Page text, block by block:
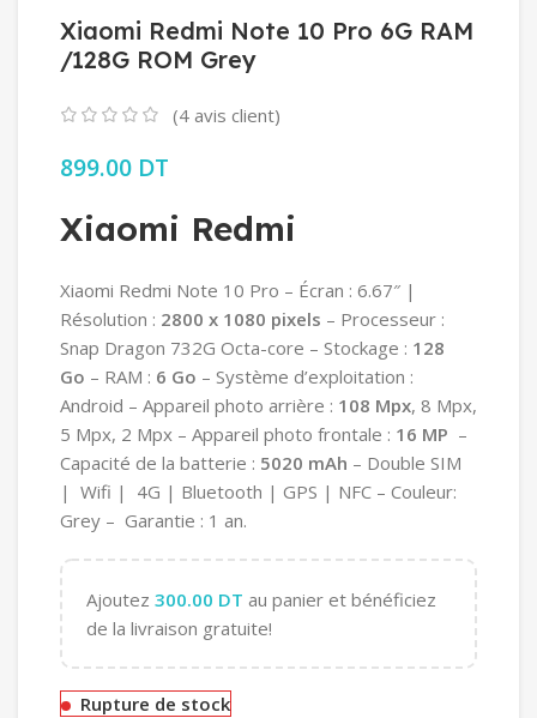
Xiaomi Redmi Note 10 Pro 6G RAM
/128G ROM Grey
(4 avis client)
899.00 DT
Xiaomi Redmi
Xiaomi Redmi Note 10 Pro – Écran : 6.67″ |
Résolution : 2800 x 1080 pixels – Processeur :
Snap Dragon 732G Octa-core – Stockage : 128
Go – RAM : 6 Go – Système d’exploitation :
Android – Appareil photo arrière : 108 Mpx, 8 Mpx,
5 Mpx, 2 Mpx – Appareil photo frontale : 16 MP –
Capacité de la batterie : 5020 mAh – Double SIM
| Wifi | 4G | Bluetooth | GPS | NFC – Couleur:
Grey – Garantie : 1 an.
Ajoutez 300.00 DT au panier et bénéficiez
de la livraison gratuite!
Rupture de stock